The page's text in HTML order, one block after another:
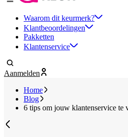
Waarom dit keurmerk?
Klantbeoordelingen
Pakketten
Klantenservice
Aanmelden
Home
Blog
6 tips om jouw klantenservice te